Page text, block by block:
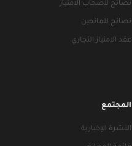
نصائح لأصحاب الامتياز
نصائح للمانحين
عقد الامتياز التجاري
المجتمع
النشرة الإخبارية